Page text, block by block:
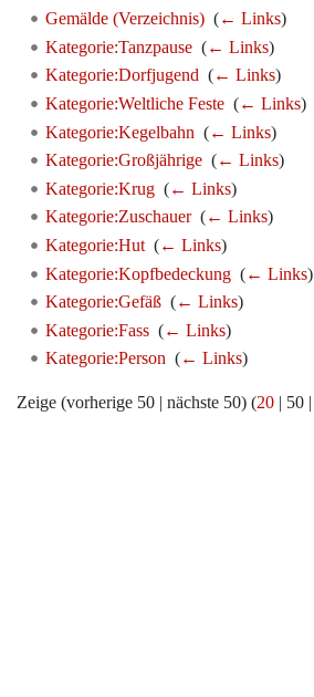
Gemälde (Verzeichnis)‎ (← Links)
Kategorie:Tanzpause‎ (← Links)
Kategorie:Dorfjugend‎ (← Links)
Kategorie:Weltliche Feste‎ (← Links)
Kategorie:Kegelbahn (← Links)
Kategorie:Großjährige‎ (← Links)
Kategorie:Krug‎ (← Links)
Kategorie:Zuschauer‎ (← Links)
Kategorie:Hut‎ (← Links)
Kategorie:Kopfbedeckung‎ (← Links)
Kategorie:Gefäß‎ (← Links)
Kategorie:Fass‎ (← Links)
Kategorie:Person‎ (← Links)
Zeige (vorherige 50 | nächste 50) (20 | 50 |